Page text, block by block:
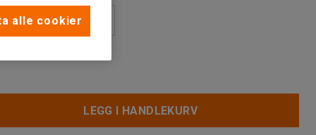
LEGG I HANDLEKURV
alle cookier